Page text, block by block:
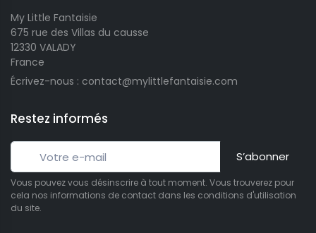
My Little Fantaisie
675 rue des Villas du causse
12330 VALADY
France
Écrivez-nous : contact@mylittlefantaisie.com
Restez informés
S’abonner
Vous pouvez vous désinscrire à tout moment. Vous trouverez pour
cela nos informations de contact dans les conditions d'utilisation
du site.